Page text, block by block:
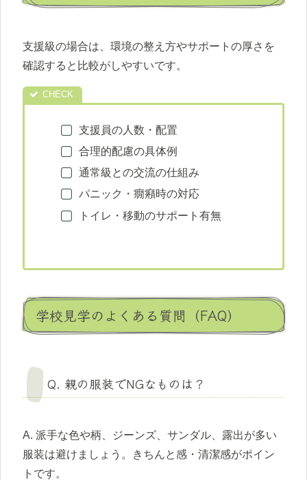
支援級の場合は、環境の整え方やサポートの厚さを
確認すると比較がしやすいです。
支援員の人数・配置
合理的配慮の具体例
通常級との交流の仕組み
パニック・癇癪時の対応
トイレ・移動のサポート有無
学校見学のよくある質問（FAQ）
Q. 親の服装でNGなものは？
A. 派手な色や柄、ジーンズ、サンダル、露出が多い
服装は避けましょう。きちんと感・清潔感がポイン
トです。